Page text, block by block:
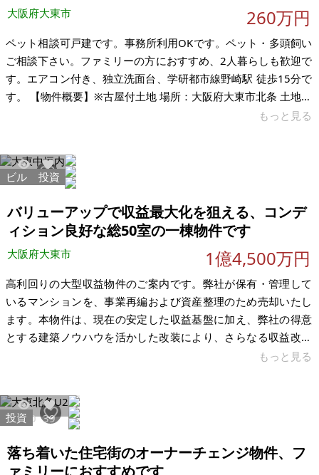
大阪府大東市 260万円
ペット相談可戸建です。事務所利用OKです。ペット・多頭飼い
ご相談下さい。ファミリーの方におすすめ、2人暮らしも歓迎で
す。エアコン付き、独立洗面台、学研都市線野崎駅 徒歩15分で
す。 【物件概要】※古屋付土地 場所：大阪府大東市北条 土地：
42.41 ㎡ 建物：67㎡ 構造：木造（4DK） 現況：空き家 希望価
もっと見る
1080 6
ビル 投資
バリューアップで収益最大化を狙える、コンデ
ィション良好な総50室の一棟物件です
大阪府大東市 1億4,500万円
高利回りの大型収益物件のご案内です。弊社が保有・管理して
いるマンションを、事業再編および資産整理のため売却いたし
ます。本物件は、現在の安定した収益基盤に加え、弊社の得意
とする建築ノウハウを活かした改装により、さらなる収益改善
（バリューアップ）が見込める投資妙味のある物件です。 ＜本
づく改修等により、想定利回りは10.85%（想定月収1,311,050
円）まで引き上げ可能です。 大型50室の規模感：規模のメリッ
トを活かした安定的なキャッシュフローの核となります。 用途
の柔軟性
もっと見る
6960 39
投資
落ち着いた住宅街のオーナーチェンジ物件、フ
ァミリーにおすすめです